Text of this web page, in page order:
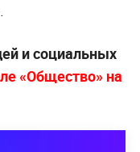
и социальных
«Общество» на